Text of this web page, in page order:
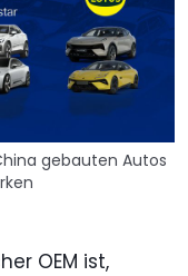
gebauten Autos
OEM ist,